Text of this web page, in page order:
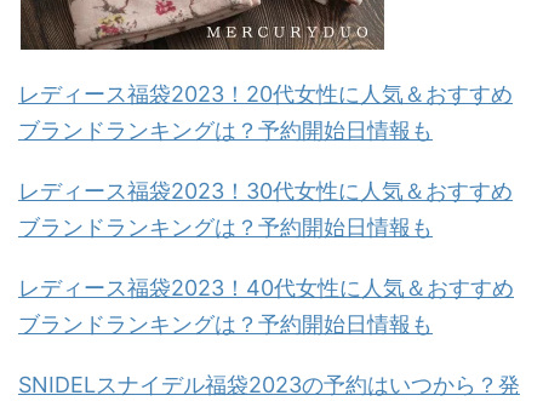
レディース福袋2023！20代女性に人気＆おすすめ
ブランドランキングは？予約開始日情報も
レディース福袋2023！30代女性に人気＆おすすめ
ブランドランキングは？予約開始日情報も
レディース福袋2023！40代女性に人気＆おすすめ
ブランドランキングは？予約開始日情報も
SNIDELスナイデル福袋2023の予約はいつから？発